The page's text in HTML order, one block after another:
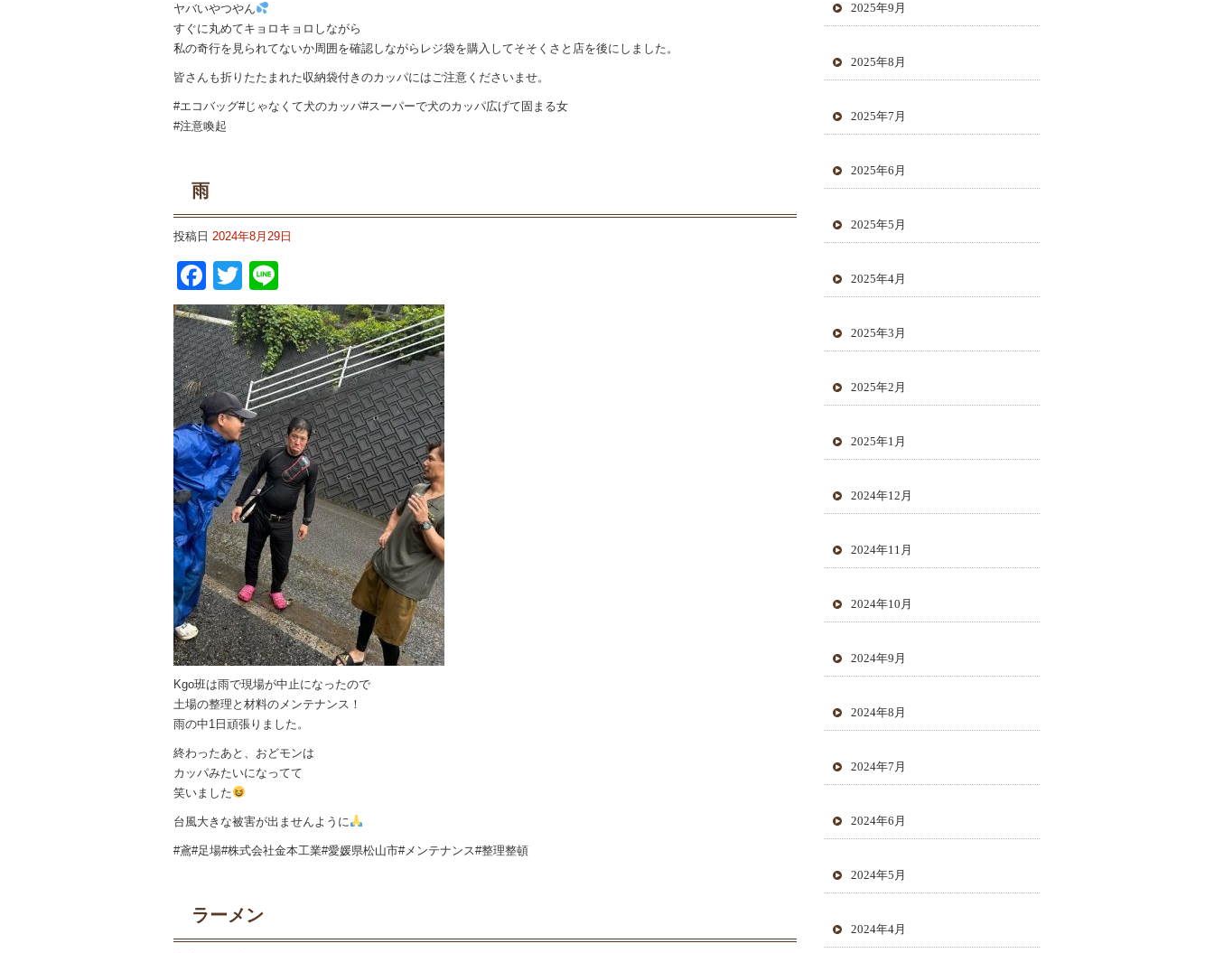
ヤバいやつやん
すぐに丸めてキョロキョロしながら
私の奇行を見られてないか周囲を確認しながらレジ袋を購入してそそくさと店を後にしました。
皆さんも折りたたまれた収納袋付きのカッパにはご注意くださいませ。
#エコバッグ#じゃなくて犬のカッパ#スーパーで犬のカッパ広げて固まる女
#注意喚起
雨
投稿日 2024年8月29日
Facebook
Twitter
Kgo班は雨で現場が中止になったので
土場の整理と材料のメンテナンス！
雨の中1日頑張りました。
終わったあと、おどモンは
カッパみたいになってて
笑いました
台風大きな被害が出ませんように
#鳶#足場#株式会社金本工業#愛媛県松山市#メンテナンス#整理整頓
ラーメン
2025年9月
2025年8月
2025年7月
2025年6月
2025年5月
2025年4月
2025年3月
2025年2月
2025年1月
2024年12月
2024年11月
2024年10月
2024年9月
2024年8月
2024年7月
2024年6月
2024年5月
2024年4月